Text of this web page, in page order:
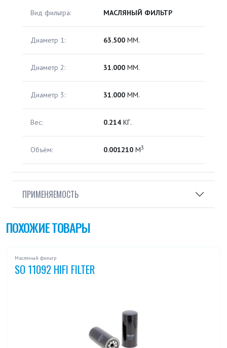
Вид фильтра: МАСЛЯНЫЙ ФИЛЬТР
Диаметр 1: 63.500 ММ.
Диаметр 2: 31.000 ММ.
Диаметр 3: 31.000 ММ.
Вес: 0.214 КГ.
Объём: 0.001210 М3
ПРИМЕНЯЕМОСТЬ
ПОХОЖИЕ ТОВАРЫ
Масляный фильтр
SO 11092 HIFI FILTER